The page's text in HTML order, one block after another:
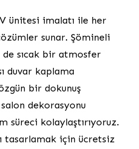
ünitesi imalatı ile her
sunar. Şömineli
sıcak bir atmosfer
duvar kaplama
bir dokunuş
dekorasyonu
süreci kolaylaştırıyoruz.
tasarlamak için ücretsiz